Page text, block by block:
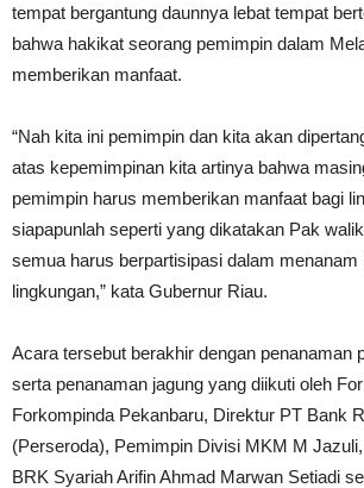
tempat bergantung daunnya lebat tempat
bahwa hakikat seorang pemimpin dalam
memberikan manfaat.
“Nah kita ini pemimpin dan kita akan
atas kepemimpinan kita artinya bahwa
pemimpin harus memberikan manfaat bagi
siapapunlah seperti yang dikatakan Pak
semua harus berpartisipasi dalam menanam
lingkungan,” kata Gubernur Riau.
Acara tersebut berakhir dengan penanaman
serta penanaman jagung yang diikuti oleh
Forkompinda Pekanbaru, Direktur PT Bank
(Perseroda), Pemimpin Divisi MKM M
BRK Syariah Arifin Ahmad Marwan Setiadi